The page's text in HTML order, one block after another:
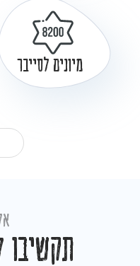
מיונים לסייבר
תקשיבו